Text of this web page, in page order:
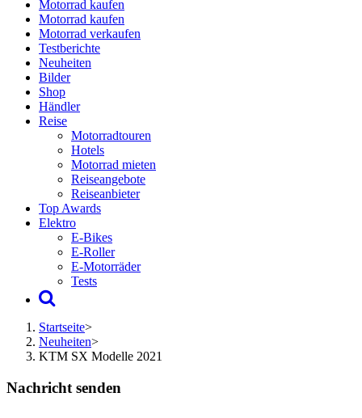
Motorrad kaufen
Motorrad kaufen
Motorrad verkaufen
Testberichte
Neuheiten
Bilder
Shop
Händler
Reise
Motorradtouren
Hotels
Motorrad mieten
Reiseangebote
Reiseanbieter
Top Awards
Elektro
E-Bikes
E-Roller
E-Motorräder
Tests
Startseite>
Neuheiten>
KTM SX Modelle 2021
Nachricht senden